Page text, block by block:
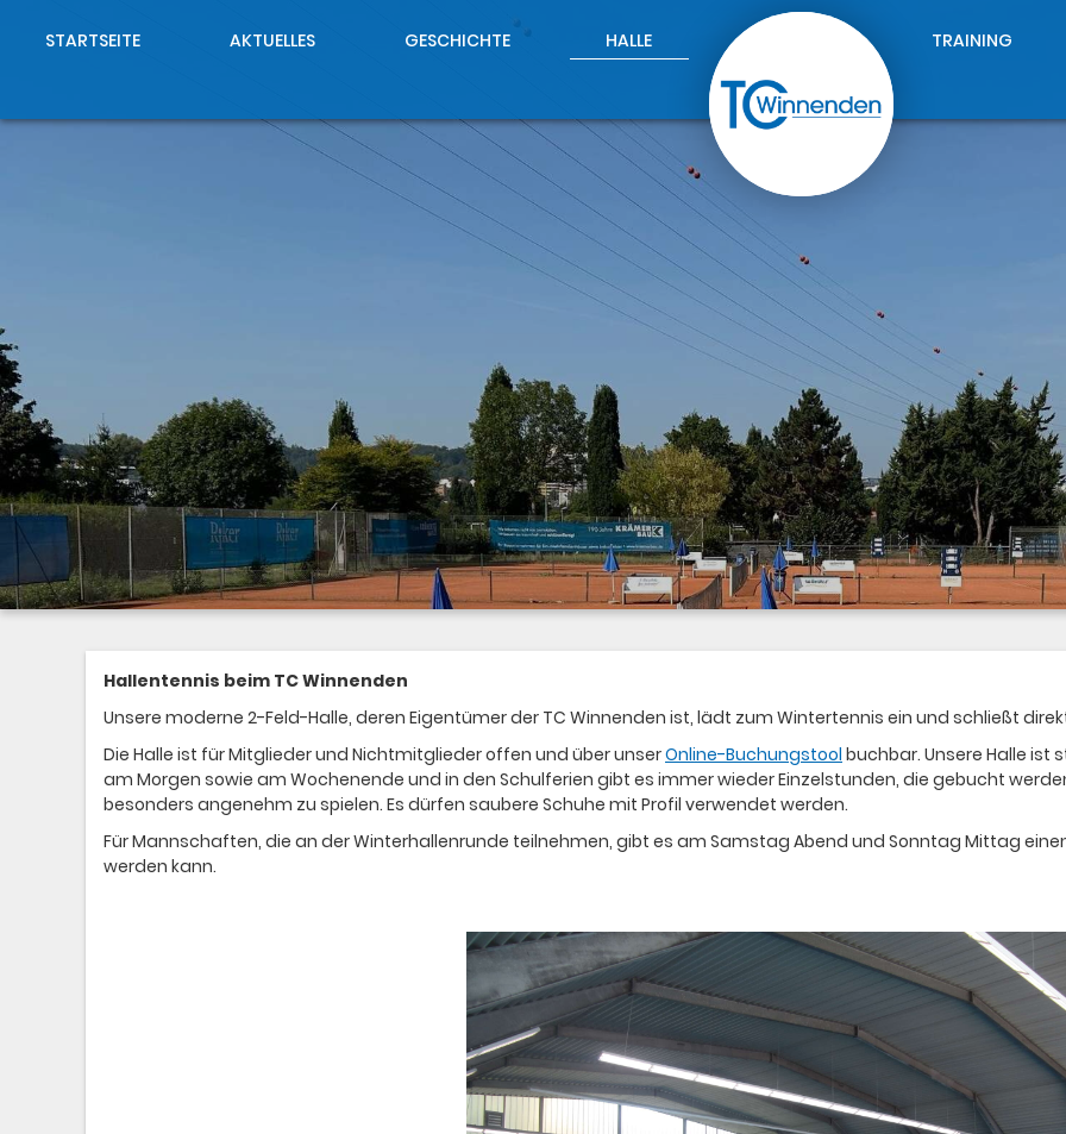
STARTSEITE AKTUELLES GESCHICHTE HALLE TRAINING
Hallentennis beim TC Winnenden
Unsere moderne 2-Feld-Halle, deren Eigentümer der TC Winnenden ist, lädt zum Wintertennis ein und schließt
Die Halle ist für Mitglieder und Nichtmitglieder offen und über unserOnline-Buchungstool buchbar. Unsere Halle
am Morgen sowie am Wochenende und in den Schulferien gibt es immer wieder Einzelstunden, die gebucht
besonders angenehm zu spielen. Es dürfen saubere Schuhe mit Profil verwendet werden.
Für Mannschaften, die an der Winterhallenrunde teilnehmen, gibt es am Samstag Abend und Sonntag Mittag
werden kann.